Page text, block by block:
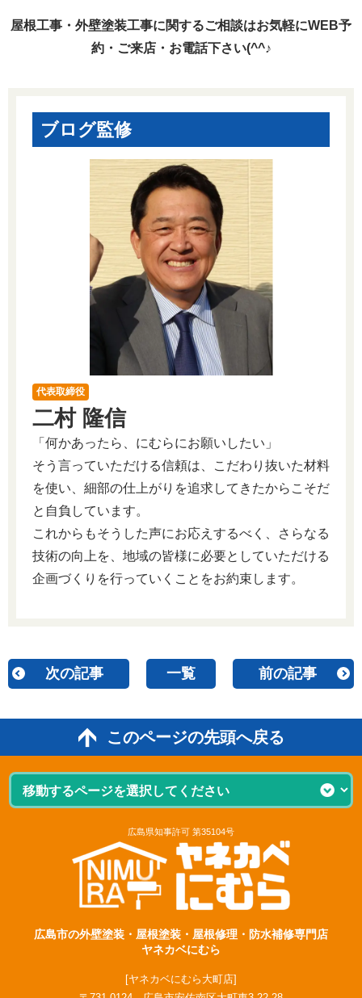
屋根工事・外壁塗装工事に関するご相談はお気軽にWEB予
約・ご来店・お電話下さい(^^♪
ブログ監修
代表取締役
二村 隆信
「何かあったら、にむらにお願いしたい」
そう言っていただける信頼は、こだわり抜いた材料
を使い、細部の仕上がりを追求してきたからこそだ
と自負しています。
これからもそうした声にお応えするべく、さらなる
技術の向上を、地域の皆様に必要としていただける
企画づくりを行っていくことをお約束します。
次の記事 一覧 前の記事
このページの先頭へ戻る
広島県知事許可 第35104号
広島市の外壁塗装・屋根塗装・屋根修理・防水補修専門店
ヤネカベにむら
[ヤネカベにむら大町店]